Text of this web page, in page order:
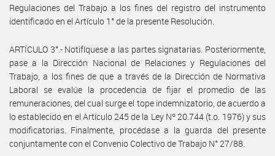
Regulaciones del Trabajo a los fines del registro del instrumento
identificado en el Artículo 1° de la presente Resolución.
ARTÍCULO 3°.- Notifíquese a las partes signatarias. Posteriormente,
pase a la Dirección Nacional de Relaciones y Regulaciones del
Trabajo, a los fines de que a través de la Dirección de Normativa
Laboral se evalúe la procedencia de fijar el promedio de las
remuneraciones, del cual surge el tope indemnizatorio, de acuerdo a
lo establecido en el Artículo 245 de la Ley Nº 20.744 (t.o. 1976) y sus
modificatorias. Finalmente, procédase a la guarda del presente
conjuntamente con el Convenio Colectivo de Trabajo N° 27/88.